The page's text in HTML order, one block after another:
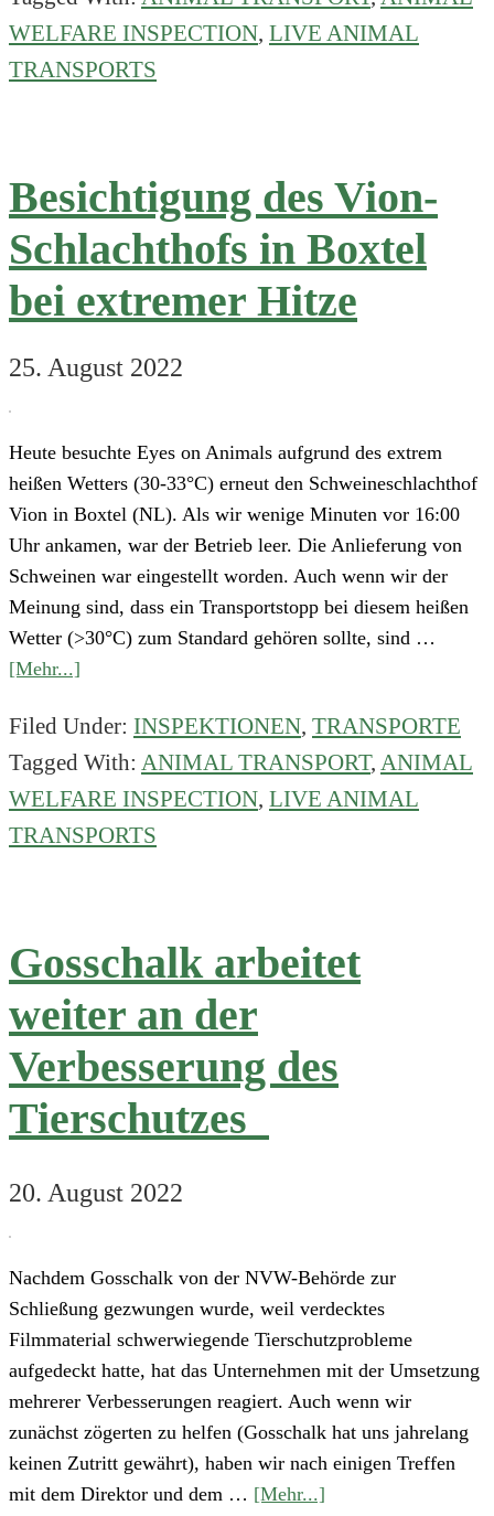
Schlachthofs
in
IJsselstein
Hitze
WELFARE INSPECTION, LIVE ANIMAL
TRANSPORTS
Besichtigung des Vion-
Schlachthofs in Boxtel
bei extremer Hitze
25. August 2022
Heute besuchte Eyes on Animals aufgrund des extrem
heißen Wetters (30-33°C) erneut den Schweineschlachthof
Vion in Boxtel (NL). Als wir wenige Minuten vor 16:00
Uhr ankamen, war der Betrieb leer. Die Anlieferung von
Schweinen war eingestellt worden. Auch wenn wir der
Meinung sind, dass ein Transportstopp bei diesem heißen
Wetter (>30°C) zum Standard gehören sollte, sind …
[Mehr...]
des
Vion-
Schlachthofs
in
Boxtel
Hitze
Filed Under: INSPEKTIONEN, TRANSPORTE
Tagged With: ANIMAL TRANSPORT, ANIMAL
WELFARE INSPECTION, LIVE ANIMAL
TRANSPORTS
Gosschalk arbeitet
weiter an der
Verbesserung des
Tierschutzes
20. August 2022
Nachdem Gosschalk von der NVW-Behörde zur
Schließung gezwungen wurde, weil verdecktes
Filmmaterial schwerwiegende Tierschutzprobleme
aufgedeckt hatte, hat das Unternehmen mit der Umsetzung
mehrerer Verbesserungen reagiert. Auch wenn wir
zunächst zögerten zu helfen (Gosschalk hat uns jahrelang
keinen Zutritt gewährt), haben wir nach einigen Treffen
mit dem Direktor und dem … [Mehr...]